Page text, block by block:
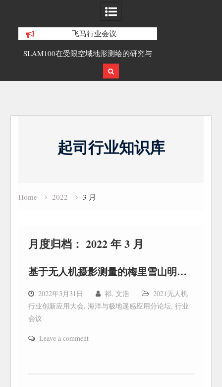
飞马行业会议
SLAM100在受限空域地形测绘的研究与
起司行业知识库
Home 2022 3 月
月度归档：2022 年 3 月
基于无人机摄影测量的梅里雪山明永冰川高程监测
2022年3月31日 祁, 文浩
2021无人机
行业创新应用大会,海洋与极地遥感应用分论坛,行业
会议
Leave a comment